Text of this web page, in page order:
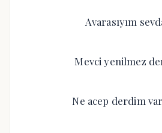
Avarasıyım
Mevci yenilmez
Ne acep derdim